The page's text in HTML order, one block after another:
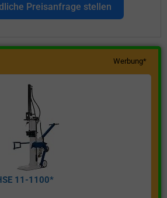
Preisanfrage stellen
Werbung*
11-1100*